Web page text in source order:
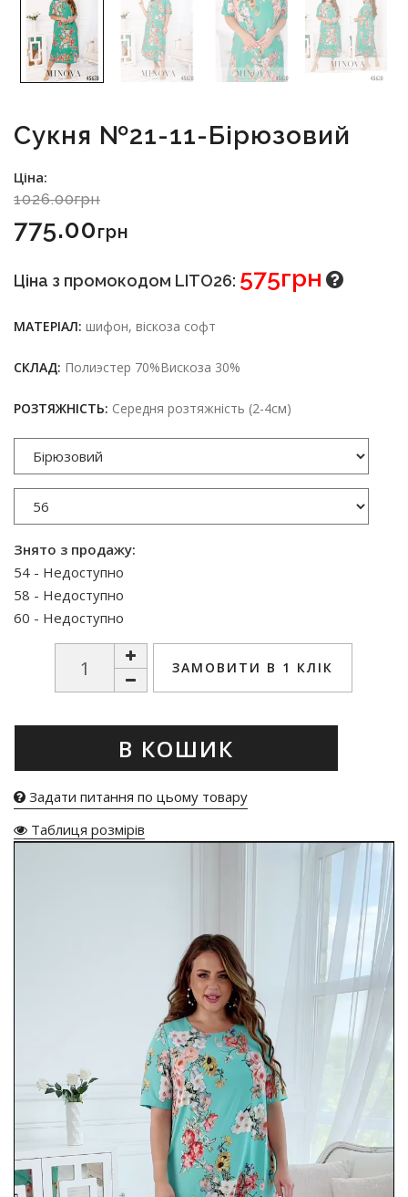
Сукня №21-11-Бірюзовий
Ціна:
1026.00грн
775.00Грн
Ціна з промокодом LITO26: 575грн
МАТЕРІАЛ: шифон, віскоза софт
СКЛАД: Полиэстер 70%Вискоза 30%
РОЗТЯЖНІСТЬ: Середня розтяжність (2-4см)
Знято з продажу:
54 - Недоступно
58 - Недоступно
60 - Недоступно
ЗАМОВИТИ В 1 КЛІК
В КОШИК
Задати питання по цьому товару
Таблиця розмірів